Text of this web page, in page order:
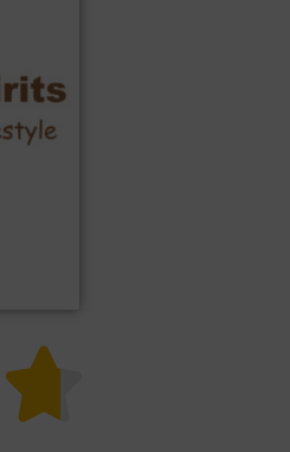
